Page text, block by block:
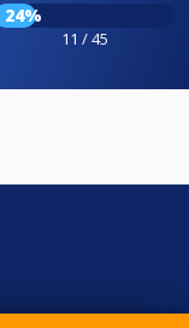
24%
11 / 45